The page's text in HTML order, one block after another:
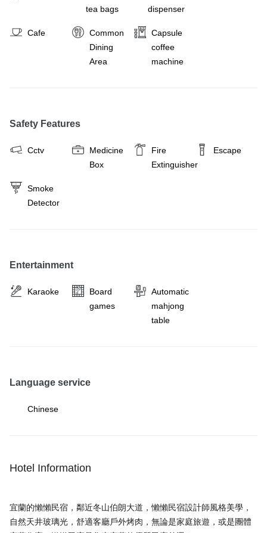
tea bags
dispenser
Cafe
Common
Dining
Area
Capsule
coffee
machine
Safety Features
Cctv
Medicine
Box
Fire
Extinguisher
Escape
Smoke
Detector
Entertainment
Karaoke
Board
games
Automatic
mahjong
table
Language service
Chinese
Hotel Information
宜蘭的懶懶民宿，鄰近冬山伯朗大道，懶懶民宿設計師風格美學，
自然天井玻璃光，舒適客廳戶外烤肉，無論是家庭旅遊，或是團體